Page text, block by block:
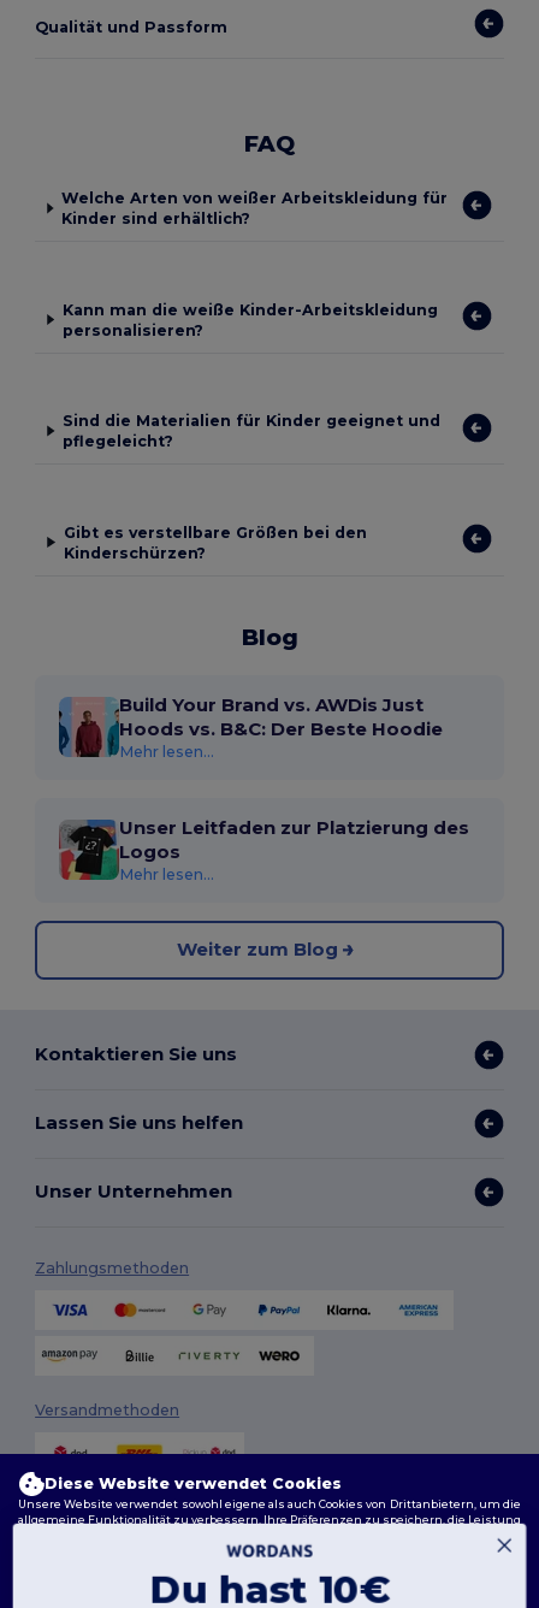
Qualität und Passform
FAQ
Welche Arten von weißer Arbeitskleidung für
Kinder sind erhältlich?
Kann man die weiße Kinder-Arbeitskleidung
personalisieren?
Sind die Materialien für Kinder geeignet und
pflegeleicht?
Gibt es verstellbare Größen bei den
Kinderschürzen?
Blog
Build Your Brand vs. AWDis Just
Hoods vs. B&C: Der Beste Hoodie
Mehr lesen...
Unser Leitfaden zur Platzierung des
Logos
Mehr lesen...
Weiter zum Blog
Kontaktieren Sie uns
Lassen Sie uns helfen
Unser Unternehmen
Zahlungsmethoden
Versandmethoden
Diese Website verwendet Cookies
Unsere Website verwendet sowohl eigene als auch Cookies von Drittanbietern, um die
allgemeine Funktionalität zu verbessern, Ihre Präferenzen zu speichern, die Leistung
zu gewährleisten, einschließlich maßgeschneidertem Inhalt, optimierten
Sie können Ihre Cookie-Einstellungen jederzeit verwalten. Essenzielle Cookies, die für
Du hast 10€